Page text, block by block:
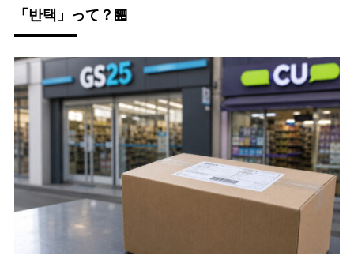
「반택」って？🏪